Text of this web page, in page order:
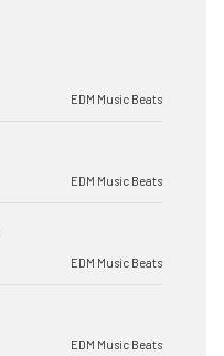
EDM Music Beats
EDM Music Beats
EDM Music Beats
EDM Music Beats